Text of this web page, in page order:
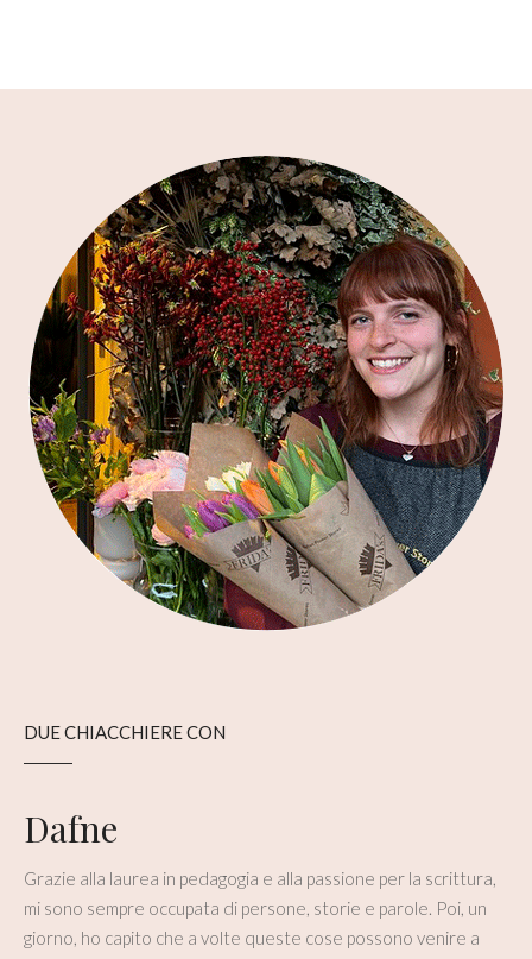
DUE CHIACCHIERE CON
Dafne
Grazie alla laurea in pedagogia e alla passione per la scrittura,
mi sono sempre occupata di persone, storie e parole. Poi, un
giorno, ho capito che a volte queste cose possono venire a